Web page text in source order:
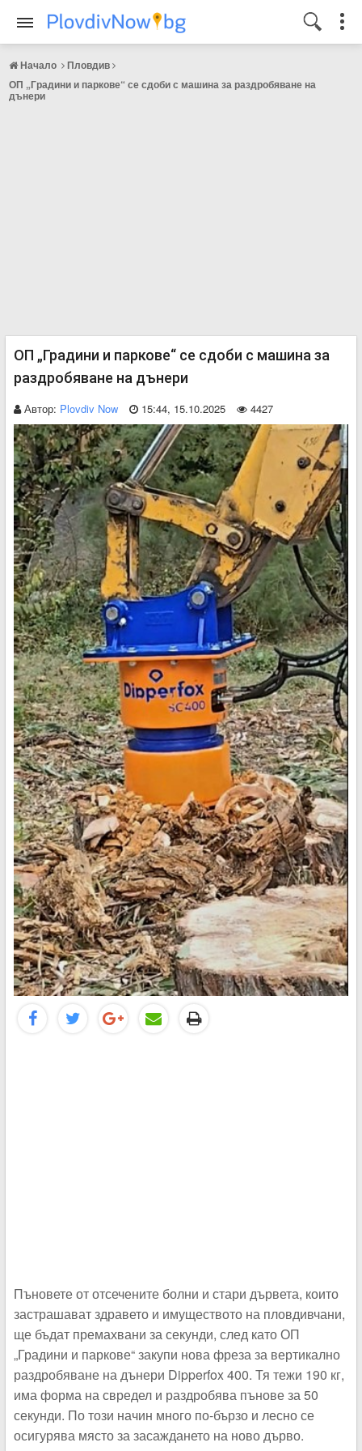
Начало
Пловдив
ОП „Градини и паркове“ се сдоби с машина за раздробяване на
дънери
ОП „Градини и паркове“ се сдоби с машина за
раздробяване на дънери
Автор: Plovdiv Now 15:44, 15.10.2025 4427
Пъновете от отсечените болни и стари дървета, които
застрашават здравето и имуществото на пловдивчани,
ще бъдат премахвани за секунди, след като ОП
„Градини и паркове“ закупи нова фреза за вертикално
раздробяване на дънери Dipperfox 400. Тя тежи 190 кг,
има форма на свредел и раздробява пънове за 50
секунди. По този начин много по-бързо и лесно се
осигурява място за засаждането на ново дърво.